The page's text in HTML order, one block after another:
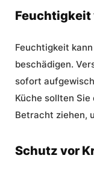
Feuchtigkeit
Feuchtigkeit
beschädigen.
sofort
Küche sollten
Betracht ziehen,
Schutz vor